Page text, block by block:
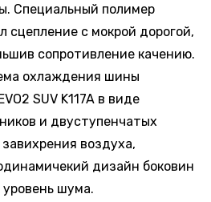
Специальный полимер
сцепление с мокрой дорогой,
сопротивление качению.
охлаждения шины
SUV K117A в виде
и двуступенчатых
воздуха,
дизайн боковин
шума.